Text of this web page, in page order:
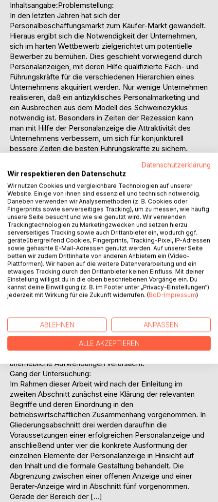
Inhaltsangabe:Problemstellung:
In den letzten Jahren hat sich der
Personalbeschaffungsmarkt zum Käufer-Markt gewandelt.
Hieraus ergibt sich die Notwendigkeit der Unternehmen,
sich im harten Wettbewerb zielgerichtet um potentielle
Bewerber zu bemühen. Dies geschieht vorwiegend durch
Personalanzeigen, mit deren Hilfe qualifizierte Fach- und
Führungskräfte für die verschiedenen Hierarchien eines
Unternehmens akquiriert werden. Nur wenige Unternehmen
realisieren, daß ein antizyklisches Personalmarketing und
ein Ausbrechen aus dem Modell des Schweinezyklus
notwendig ist. Besonders in Zeiten der Rezession kann
man mit Hilfe der Personalanzeige die Attraktivität des
Unternehmens verbessern, um sich für konjunkturell
bessere Zeiten die besten Führungskräfte zu sichern.
einschlägigen Stellenteilen der Tages- oder
Wochenzeitungen, worauf in dieser Arbeit das
Hauptaugenmerk gerichtet wird, aber auch in
Fachzeitschriften, Broschüren oder gar auf Litfaßsäulen.
Auch aufgrund wesentlich verbesserter Technologien ist
die Personalanzeige das am häufigsten verwendete Mittel
der Personalwerbung, wenn ihre Bedeutung und Effektivität
jedoch häufig in Frage gestellt wird. Auffällig ist jedoch,
daß die Erstellung eines Inserates oftmalig mit mangelnder
Sorgfalt betrieben wird.
Eine Abgrenzung zur Konkurrenz findet nicht statt,
Aussagen sind zu Floskeln verkommen, Inhalte und Formen
sind austauschbar. Dies ist um so schädlicher, als daß auf
Inserats nicht unerheblich, andererseits fällt es jedoch viel
mehr ins Gewicht, daß ein ungeeigneter Bewerber, der sich
auf eine unpräzise formulierte Anzeige meldet und
möglicherweise eingestellt wird, dem Unternehmen nicht
unerhebliche Aufwendungen verursacht.
Gang der Untersuchung:
Im Rahmen dieser Arbeit wird nach der Einleitung im
zweiten Abschnitt zunächst eine Klärung der relevanten
Begriffe und deren Einordnung in den
betriebswirtschaftlichen Zusammenhang vorgenommen. In
Gliederungsabschnitt drei werden daraufhin die
Voraussetzungen einer erfolgreichen Personalanzeige und
anschließend unter vier die konkrete Ausformung der
einzelnen Elemente der Personalanzeige in Hinsicht auf
den Inhalt und die formale Gestaltung behandelt. Die
Abgrenzung zwischen einer offenen Anzeige und einer
Berater-Anzeige wird in Abschnitt fünf vorgenommen.
Gerade der Bereich der […]
Datenschutzerklärung
Wir respektieren den Datenschutz
Wir nutzen Cookies und vergleichbare Technologien auf unserer
Website. Einige von ihnen sind essenziell und technisch notwendig.
Daneben verwenden wir Analysemethoden (z. B. Cookies oder
Fingerprints sowie serverseitiges Tracking), um zu messen, wie häufig
unsere Seite besucht und wie sie genutzt wird. Wir verwenden
Trackingtechnologien zu Marketingzwecken und setzen hierzu
serverseitiges Tracking sowie auch Drittanbieter ein, wodurch ggf.
geräteübergreifend Cookies, Fingerprints, Tracking-Pixel, IP-Adressen
sowie gehashte E-Mail-Adressen genutzt werden. Auf unserer Seite
betten wir zudem Drittinhalte von anderen Anbietern ein (Video-
Plattformen). Wir haben auf die weitere Datenverarbeitung und ein
etwaiges Tracking durch den Drittanbieter keinen Einfluss. Mit deiner
Einstellung willigst du in die oben beschriebenen Vorgänge ein. Du
kannst deine Einwilligung (z. B. im Footer unter „Privacy-Einstellungen“)
jederzeit mit Wirkung für die Zukunft widerrufen. (BoD-Impressum)
ABLEHNEN ANPASSEN
ALLE AKZEPTIEREN